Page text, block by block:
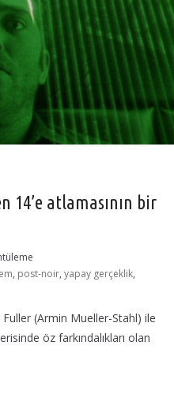
14’e atlamasının bir
, post-noir, yapay gerçeklik,
(Armin Mueller-Stahl) ile
öz farkındalıkları olan